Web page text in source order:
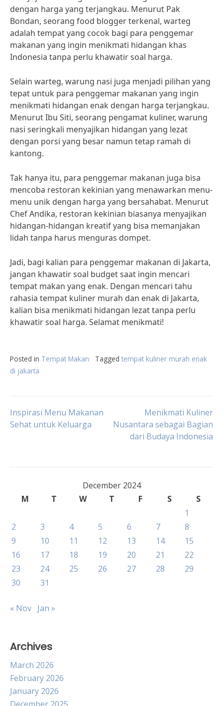
dengan harga yang terjangkau. Menurut Pak
Bondan, seorang food blogger terkenal, warteg
adalah tempat yang cocok bagi para penggemar
makanan yang ingin menikmati hidangan khas
Indonesia tanpa perlu khawatir soal harga.
Selain warteg, warung nasi juga menjadi pilihan yang
tepat untuk para penggemar makanan yang ingin
menikmati hidangan enak dengan harga terjangkau.
Menurut Ibu Siti, seorang pengamat kuliner, warung
nasi seringkali menyajikan hidangan yang lezat
dengan porsi yang besar namun tetap ramah di
kantong.
Tak hanya itu, para penggemar makanan juga bisa
mencoba restoran kekinian yang menawarkan menu-
menu unik dengan harga yang bersahabat. Menurut
Chef Andika, restoran kekinian biasanya menyajikan
hidangan-hidangan kreatif yang bisa memanjakan
lidah tanpa harus menguras dompet.
Jadi, bagi kalian para penggemar makanan di Jakarta,
jangan khawatir soal budget saat ingin mencari
tempat makan yang enak. Dengan mencari tahu
rahasia tempat kuliner murah dan enak di Jakarta,
kalian bisa menikmati hidangan lezat tanpa perlu
khawatir soal harga. Selamat menikmati!
Posted in Tempat Makan Tagged tempat kuliner murah enak
di jakarta
Post
Inspirasi Menu Makanan
Sehat untuk Keluarga
Menikmati Kuliner
Nusantara sebagai Bagian
dari Budaya Indonesia
December 2024
M
T W T F S
S
1
2
3 4 5 6 7
8
9
10 11 12 13 14
15
16
17 18 19 20 21
22
23
24 25 26 27 28
29
30
31
« Nov Jan »
Archives
March 2026
February 2026
January 2026